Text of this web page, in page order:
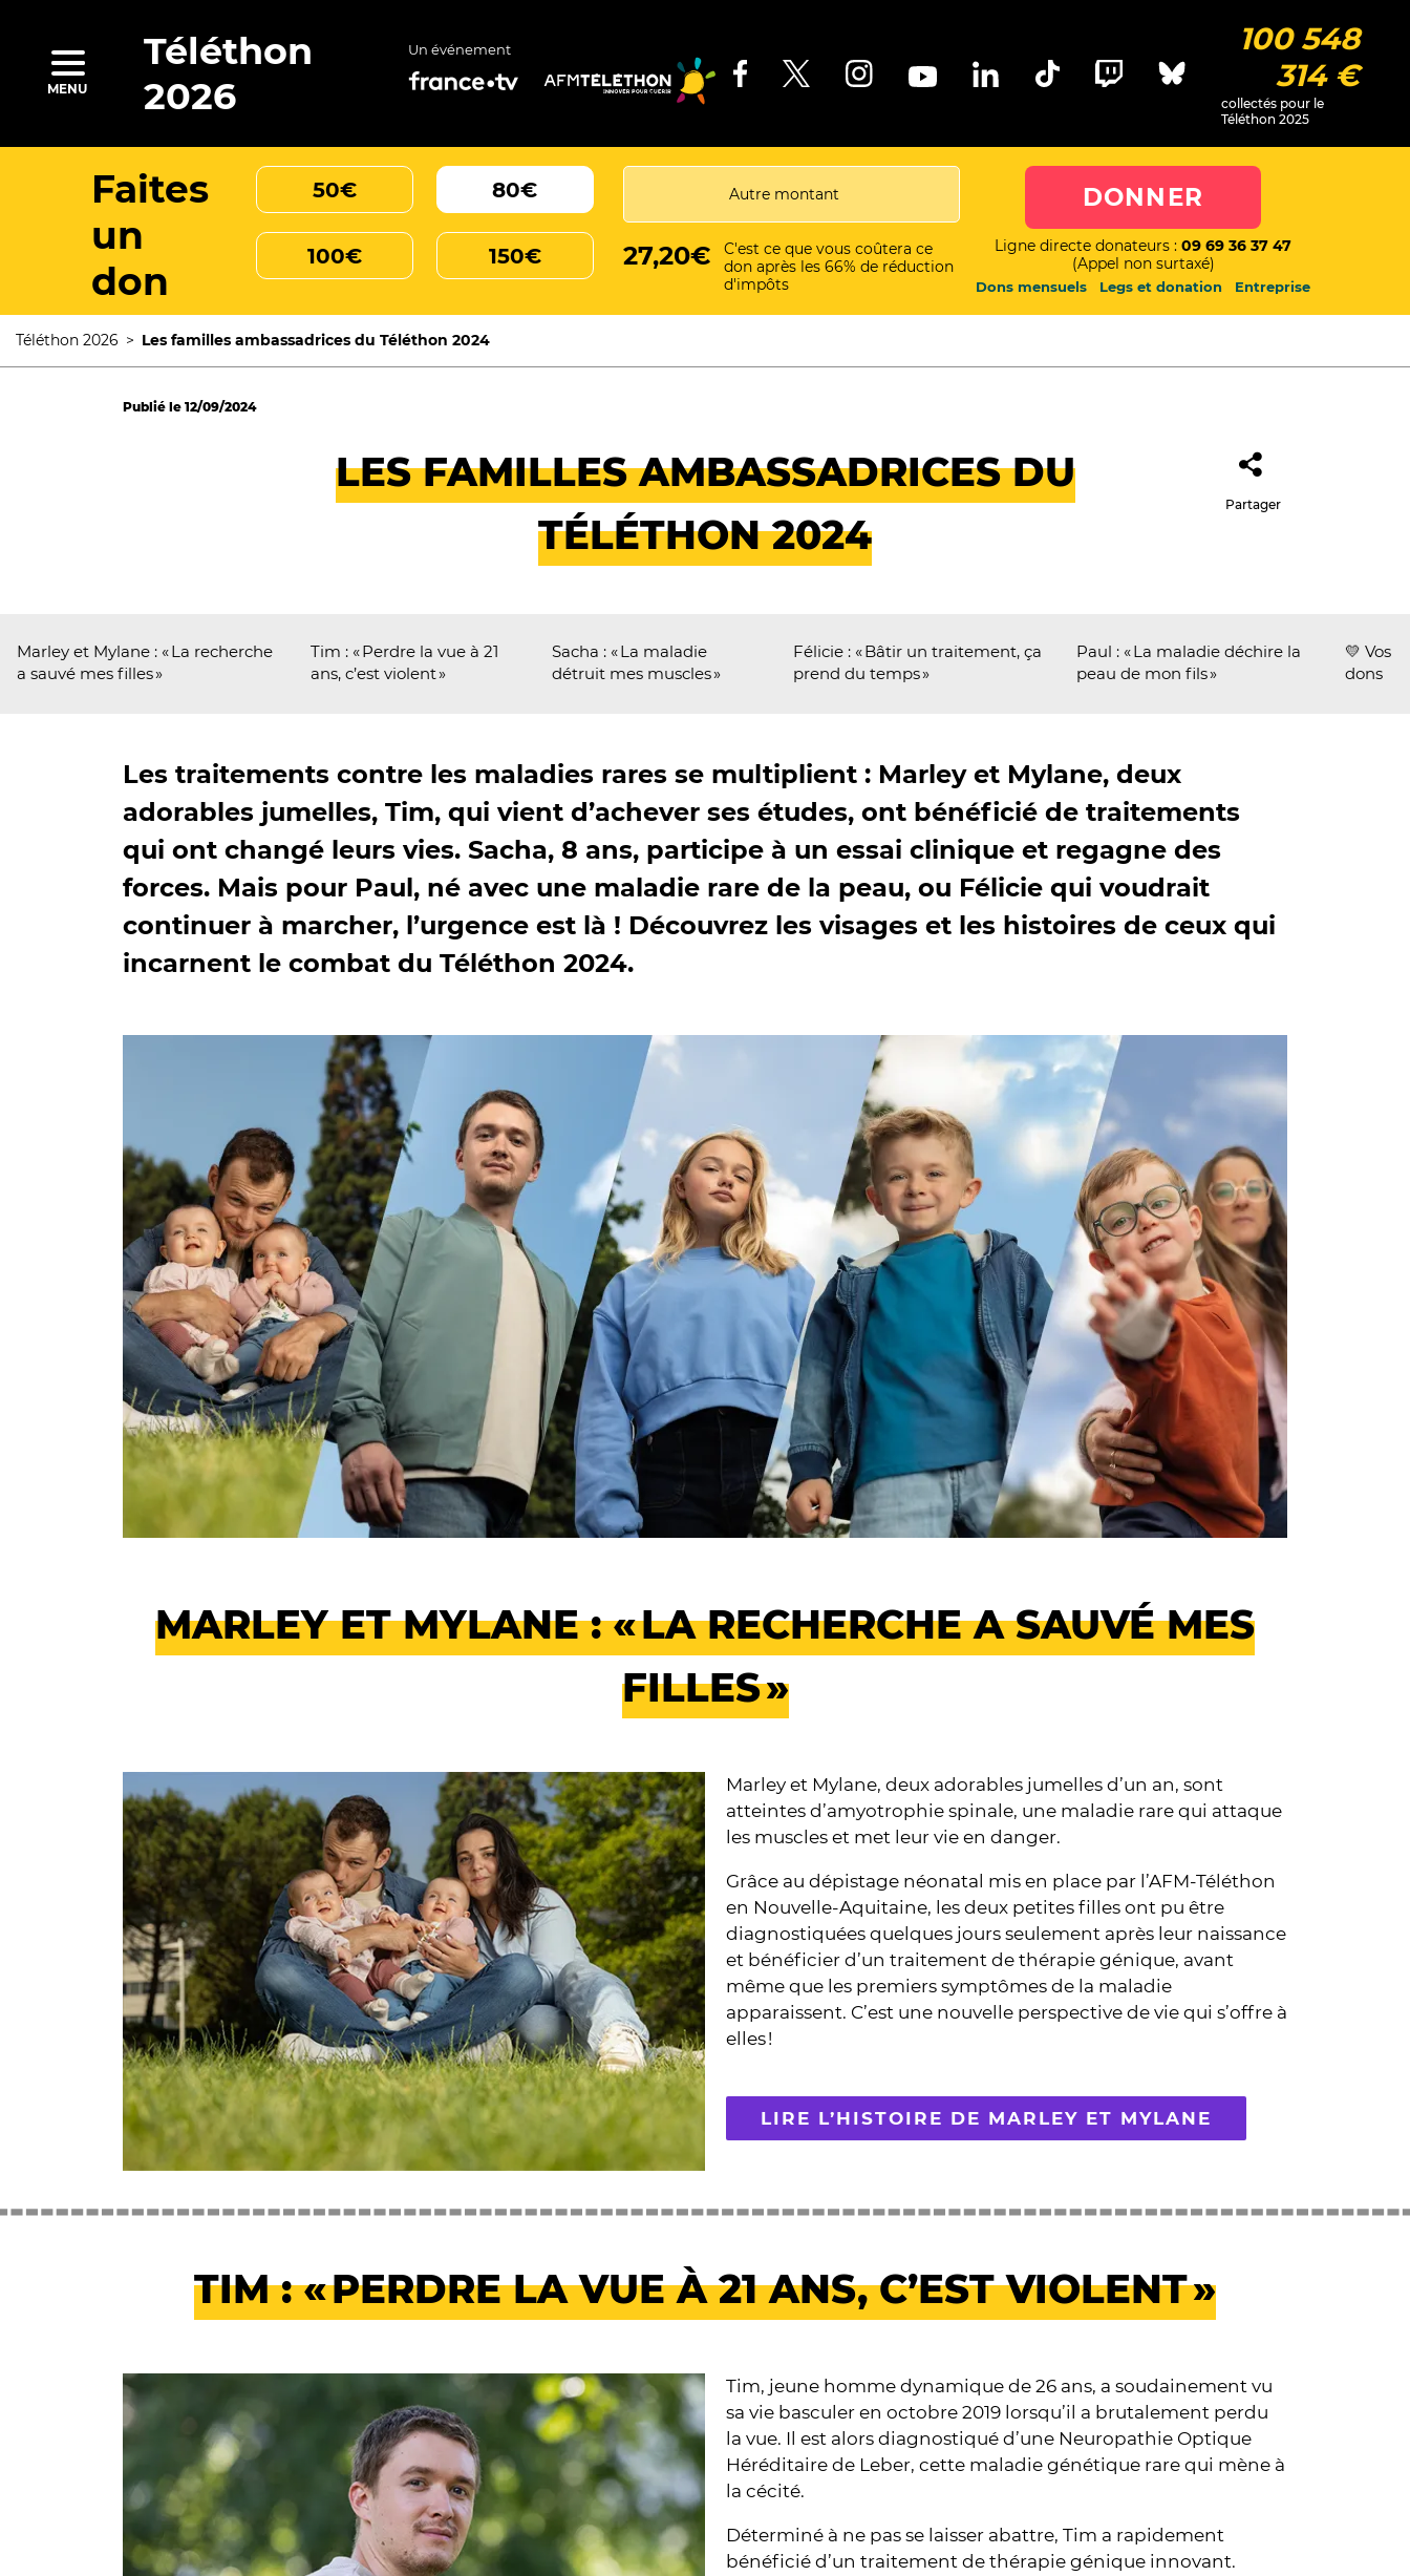
MENU
Téléthon
2026
Un événement
100 548
314 €
collectés pour le
Téléthon 2025
Faites
un
don
50€ 80€
100€ 150€ 27,20€
C'est ce que vous coûtera ce
don après les 66% de réduction
d'impôts
DONNER
Ligne directe donateurs : 09 69 36 37 47
(Appel non surtaxé)
Dons mensuels Legs et donation Entreprise
d'Ariane
Téléthon 2026 Les familles ambassadrices du Téléthon 2024
Publié le 12/09/2024
Partager
LES FAMILLES AMBASSADRICES DU
TÉLÉTHON 2024
Marley et Mylane : « La recherche
a sauvé mes filles »
Tim : « Perdre la vue à 21
ans, c’est violent »
Sacha : « La maladie
détruit mes muscles »
Félicie : « Bâtir un traitement, ça
prend du temps »
Paul : « La maladie déchire la
peau de mon fils »
💛 Vos
dons
Les traitements contre les maladies rares se multiplient : Marley et Mylane, deux
adorables jumelles, Tim, qui vient d’achever ses études, ont bénéficié de traitements
qui ont changé leurs vies. Sacha, 8 ans, participe à un essai clinique et regagne des
forces. Mais pour Paul, né avec une maladie rare de la peau, ou Félicie qui voudrait
continuer à marcher, l’urgence est là ! Découvrez les visages et les histoires de ceux qui
incarnent le combat du Téléthon 2024.
MARLEY ET MYLANE : « LA RECHERCHE A SAUVÉ MES
FILLES »
Marley et Mylane, deux adorables jumelles d’un an, sont
atteintes d’amyotrophie spinale, une maladie rare qui attaque
les muscles et met leur vie en danger.
Grâce au dépistage néonatal mis en place par l’AFM-Téléthon
en Nouvelle-Aquitaine, les deux petites filles ont pu être
diagnostiquées quelques jours seulement après leur naissance
et bénéficier d’un traitement de thérapie génique, avant
même que les premiers symptômes de la maladie
apparaissent. C’est une nouvelle perspective de vie qui s’offre à
elles !
LIRE L’HISTOIRE DE MARLEY ET MYLANE
TIM : « PERDRE LA VUE À 21 ANS, C’EST VIOLENT »
Tim, jeune homme dynamique de 26 ans, a soudainement vu
sa vie basculer en octobre 2019 lorsqu’il a brutalement perdu
la vue. Il est alors diagnostiqué d’une Neuropathie Optique
Héréditaire de Leber, cette maladie génétique rare qui mène à
la cécité.
Déterminé à ne pas se laisser abattre, Tim a rapidement
bénéficié d’un traitement de thérapie génique innovant.